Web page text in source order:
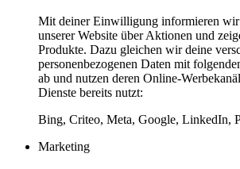
Mit deiner Einwilligung informieren wir
unserer Website über Aktionen und
Produkte. Dazu gleichen wir deine
personenbezogenen Daten mit
ab und nutzen deren Online-
Dienste bereits nutzt:
Bing, Criteo, Meta, Google, LinkedIn,
Marketing